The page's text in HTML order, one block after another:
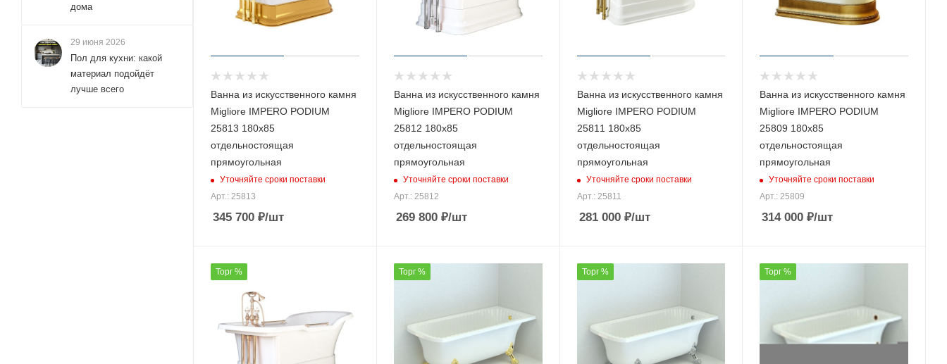
Ванна из искусственного камня
Migliore IMPERO PODIUM
25813 180х85
отдельностоящая
прямоугольная
Уточняйте сроки поставки
Арт.: 25813
345 700 ₽/шт
Ванна из искусственного камня
Migliore IMPERO PODIUM
25812 180х85
отдельностоящая
прямоугольная
Уточняйте сроки поставки
Арт.: 25812
269 800₽/шт
Ванна из искусственного камня
Migliore IMPERO PODIUM
25811 180х85
отдельностоящая
прямоугольная
Уточняйте сроки поставки
Арт.: 25811
281 000₽/шт
Ванна из искусственного камня
Migliore IMPERO PODIUM
25809 180х85
отдельностоящая
прямоугольная
Уточняйте сроки поставки
Арт.: 25809
314 000 ₽/шт
Торг % Торг % Торг % Торг %
дома
29 июня 2026
Пол для кухни: какой
материал подойдёт
лучше всего